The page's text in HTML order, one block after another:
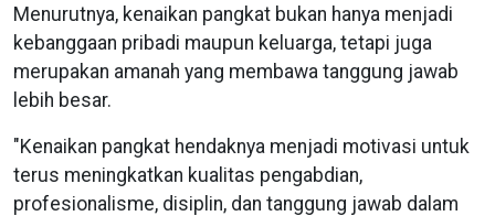
Menurutnya, kenaikan pangkat bukan hanya menjadi
kebanggaan pribadi maupun keluarga, tetapi juga
merupakan amanah yang membawa tanggung jawab
lebih besar.
"Kenaikan pangkat hendaknya menjadi motivasi untuk
terus meningkatkan kualitas pengabdian,
profesionalisme, disiplin, dan tanggung jawab dalam